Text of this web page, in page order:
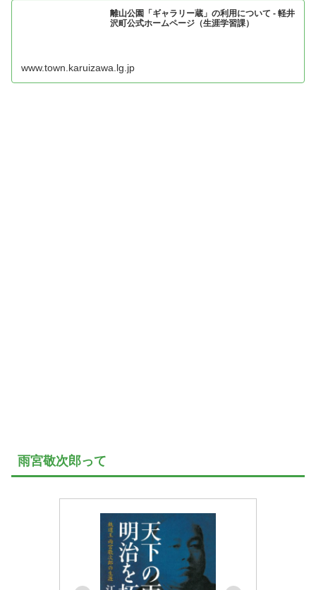
離山公園「ギャラリー蔵」の利用について - 軽井
沢町公式ホームページ（生涯学習課）
www.town.karuizawa.lg.jp
雨宮敬次郎って